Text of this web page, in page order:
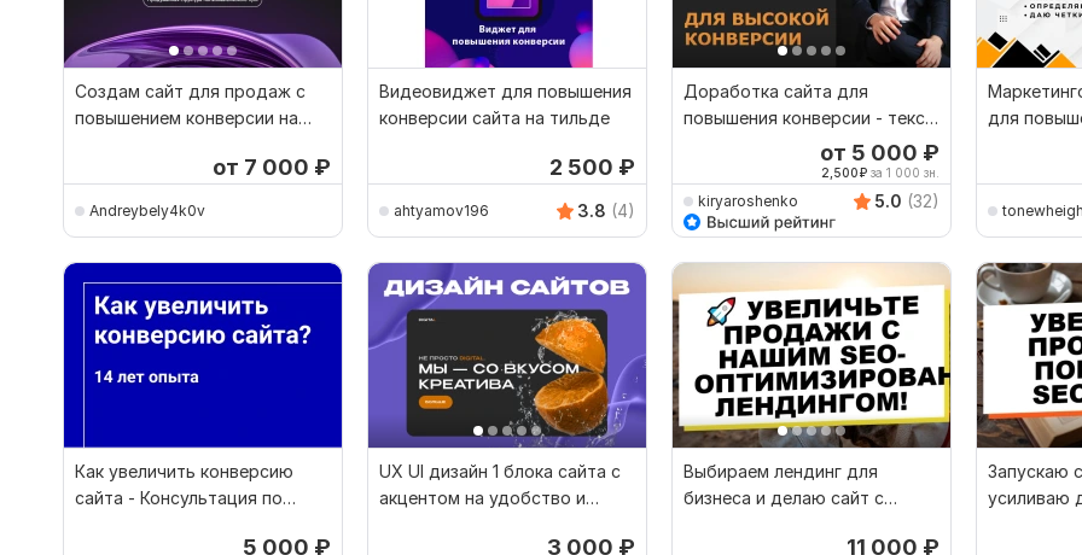
Создам сайт для продаж с
повышением конверсии на
от 7 000 ₽
Andreybely4k0v
Видеовиджет для повышения
конверсии сайта на тильде
2 500 ₽
ahtyamov196 3.8 (4)
Доработка сайта для
повышения конверсии - текст,
структура, маркетингот 5 000 ₽
2,500₽ за 1 000 зн.
kiryaroshenko 5.0 (32)
для
Как увеличить конверсию
сайта - Консультация по
5 000 ₽
UX UI дизайн 1 блока сайта с
акцентом на удобство и
3 000 ₽
Выбираем лендинг для
бизнеса и делаю сайт с
11 000 ₽
Запускаю
усиливаю